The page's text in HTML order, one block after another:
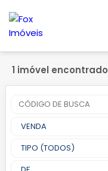
1 imóvel encontrado